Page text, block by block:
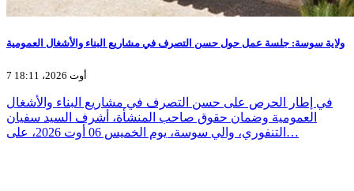
ولاية سوسة: جلسة عمل حول حسن التصرف في مشاريع البناء والأشغال العمومية
7 أوت 2026، 18:11
في إطار الحرص على حسن التصرف في مشاريع البناء والأشغال
العمومية وضمان حقوق صاحب المنشأة، أشرف السيد سفيان
التنفوري، والي سوسة، يوم الخميس 06 أوت 2026، على…